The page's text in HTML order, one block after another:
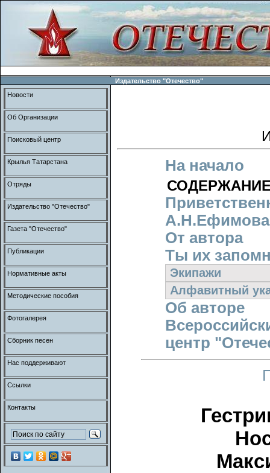
Издательство "Отечество"
На начало
А.Н.Ефимова
От автора
Ты их
Экипажи
Алфавитный
Об авторе
центр
Новости
Об Организации
Поисковый центр
Крылья Татарстана
Отряды
Издательство "Отечество"
Газета "Отечество"
Публикации
Нормативные акты
Методические пособия
Фотогалерея
Сборник песен
Нас поддерживают
Ссылки
Контакты